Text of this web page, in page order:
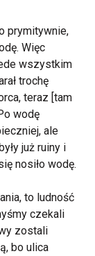
prymitywnie,
Więc
wszystkim
trochę
teraz [tam
wodę
ale
już ruiny i
nosiło wodę.
to ludność
czekali
zostali
bo ulica